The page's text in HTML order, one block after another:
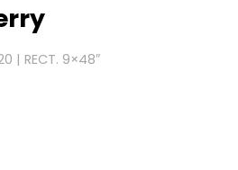
| RECT. 9×48″